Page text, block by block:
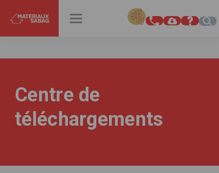
INSPIRATIONS RENDEZ-VOUS
Centre de
téléchargements